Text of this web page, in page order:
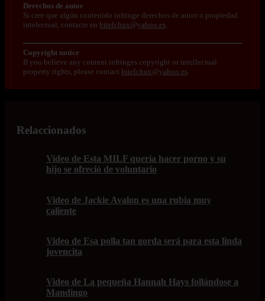
Derechos de autor
Si cree que algún contenido infringe derechos de autor o propiedad
intelectual, contacte en bitelchux@yahoo.es
Copyright notice
If you believe any content infringes copyright or intellectual
property rights, please contact bitelchux@yahoo.es
Relaccionados
Video de Esta MILF quería hacer porno y su
hijo se ofreció de voluntario
Video de Jackie Avalon es una rubia muy
caliente
Video de Esa polla tan gorda será para esta linda
jovencita
Video de La pequeña Hannah Hays follándose a
Mandingo